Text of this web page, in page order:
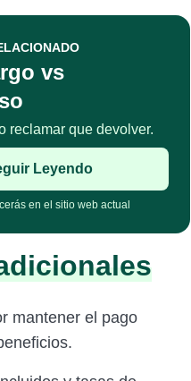
vs
reclamar que devolver.
Leyendo
en el sitio web actual
mantener el pago